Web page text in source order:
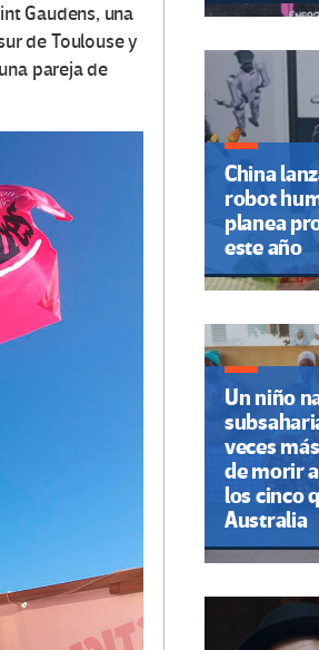
Gaudens, una
de Toulouse y
pareja de
China
robot
planea
este año
Un niño
veces
de morir
los cinco
Australia